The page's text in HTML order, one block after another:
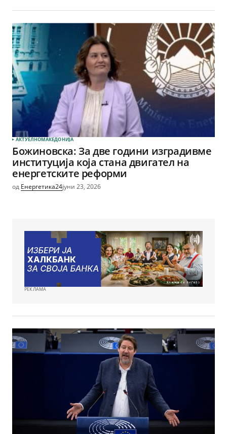
АКТУЕЛНОМАКЕДОНИЈА
Божиновска: За две години изградивме
институција која стана двигател на
енергетските реформи
од Енергетика24јуни 23, 2026
РЕКЛАМА